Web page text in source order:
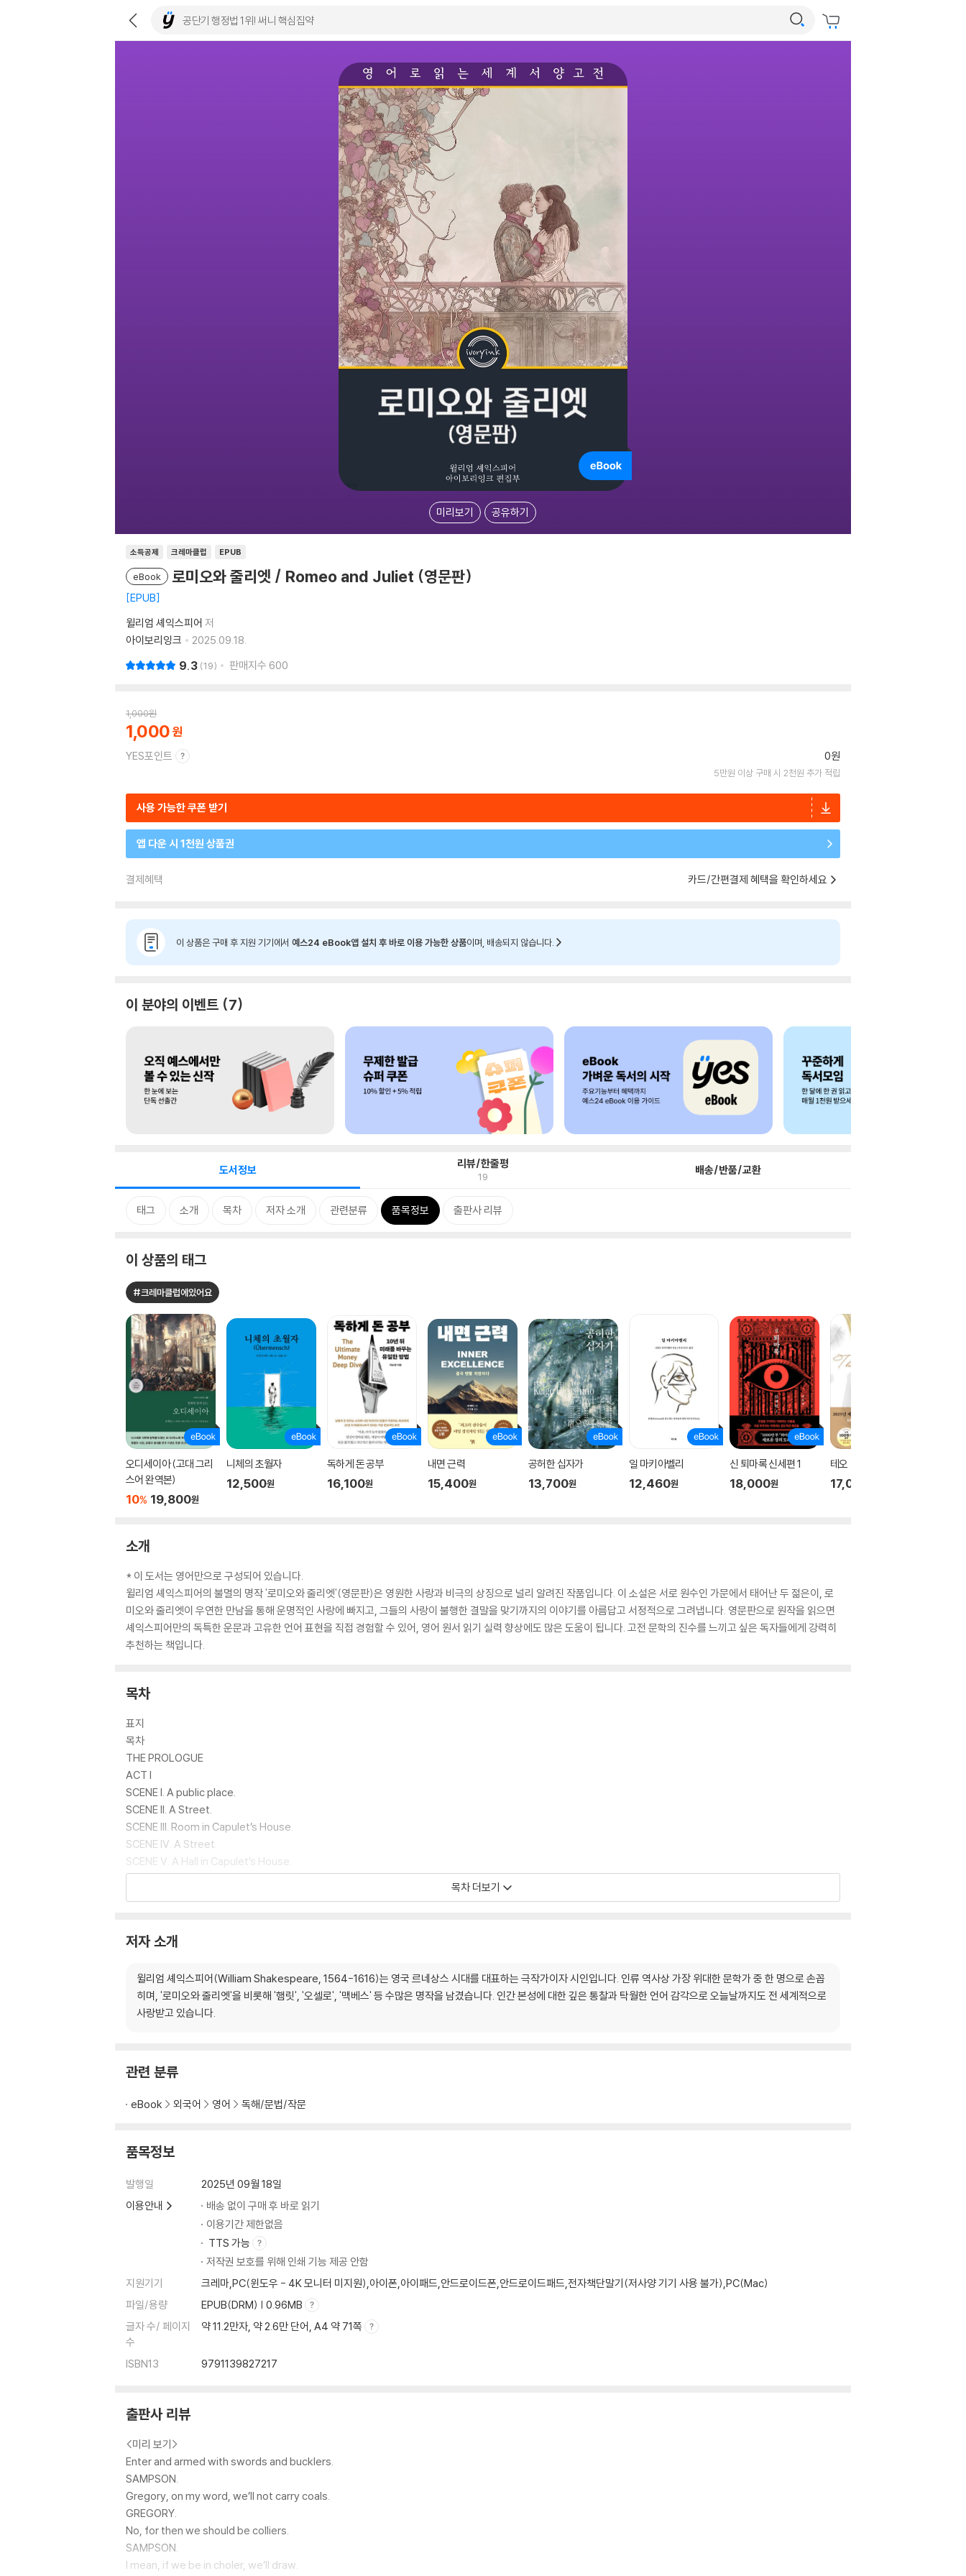
미리보기 공유하기
소득공제 크레마클럽 EPUB
eBook 로미오와 줄리엣 / Romeo and Juliet (영문판)
EPUB
윌리엄 셰익스피어 저
아이보리잉크
2025.09.18.
9.3 19 판매지수 600
1,000원
1,000
YES포인트 0원
5만원 이상 구매 시 2천원 추가 적립
사용 가능한 쿠폰 받기
앱 다운 시 1천원 상품권
결제혜택 카드/간편결제 혜택을 확인하세요
이 상품은 구매 후 지원 기기에서 예스24 eBook앱 설치 후 바로 이용 가능한 상품이며, 배송되지 않습니다.
이 분야의 이벤트 7
도서정보 리뷰/한줄평
19 배송/반품/교환
태그 소개 목차 저자 소개 관련분류 품목정보 출판사 리뷰
이 상품의 태그
#크레마클럽에있어요
오디세이아 (고대 그리
스어 완역본)
10% 19,800원
니체의 초월자
12,500원
독하게 돈 공부
16,100원
내면 근력
15,400원
공허한 십자가
13,700원
일 마키아벨리
12,460원
신 퇴마록 신세편 1
18,000원
테오
17,000
소개
* 이 도서는 영어만으로 구성되어 있습니다.
윌리엄 셰익스피어의 불멸의 명작 '로미오와 줄리엣'(영문판)은 영원한 사랑과 비극의 상징으로 널리 알려진 작품입니다. 이 소설은 서로 원수인 가문에서 태어난 두 젊은이, 로
미오와 줄리엣이 우연한 만남을 통해 운명적인 사랑에 빠지고, 그들의 사랑이 불행한 결말을 맞기까지의 이야기를 아름답고 서정적으로 그려냅니다. 영문판으로 원작을 읽으면
셰익스피어만의 독특한 운문과 고유한 언어 표현을 직접 경험할 수 있어, 영어 원서 읽기 실력 향상에도 많은 도움이 됩니다. 고전 문학의 진수를 느끼고 싶은 독자들에게 강력히
추천하는 책입니다.
목차
표지
목차
THE PROLOGUE
ACT I
SCENE I. A public place.
SCENE II. A Street.
SCENE III. Room in Capulet’s House.
SCENE IV. A Street.
SCENE V. A Hall in Capulet’s House.
ACT II
SCENE IV. A Street.
SCENE VI. Friar Lawrence’s Cell.
ACT III
SCENE I. A public Place.
SCENE IV. A Room in Capulet’s House.
ACT IV
SCENE III. Juliet’s Chamber.
SCENE V. Juliet’s Chamber; Juliet on the bed.
ACT V
SCENE I. Mantua. A Street.
SCENE II. Friar Lawrence’s Cell.
SCENE III. A churchyard; in it a Monument belonging to the Capulets.
copyrights
(참고) 분량: 약 15 만자
목차 더보기
저자 소개
윌리엄 셰익스피어(William Shakespeare, 1564-1616)는 영국 르네상스 시대를 대표하는 극작가이자 시인입니다. 인류 역사상 가장 위대한 문학가 중 한 명으로 손꼽
히며, '로미오와 줄리엣'을 비롯해 '햄릿', '오셀로', '맥베스' 등 수많은 명작을 남겼습니다. 인간 본성에 대한 깊은 통찰과 탁월한 언어 감각으로 오늘날까지도 전 세계적으로
사랑받고 있습니다.
관련 분류
eBook 외국어 영어 독해/문법/작문
품목정보
발행일
2025년 09월 18일
이용안내
배송 없이 구매 후 바로 읽기
이용기간 제한없음
TTS 가능
저작권 보호를 위해 인쇄 기능 제공 안함
지원기기
크레마,PC(윈도우 - 4K 모니터 미지원),아이폰,아이패드,안드로이드폰,안드로이드패드,전자책단말기(저사양 기기 사용 불가),PC(Mac)
파일/용량
EPUB(DRM) | 0.96MB
글자 수/ 페이지
수
약 11.2만자, 약 2.6만 단어, A4 약 71쪽
ISBN13 9791139827217
출판사 리뷰
<미리 보기>
Enter and armed with swords and bucklers.
SAMPSON.
Gregory, on my word, we’ll not carry coals.
GREGORY.
No, for then we should be colliers.
SAMPSON.
I mean, if we be in choler, we’ll draw.